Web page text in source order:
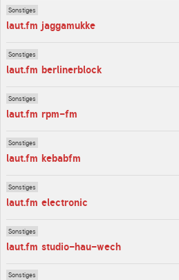
Sonstiges
laut.fm jaggamukke
Sonstiges
laut.fm berlinerblock
Sonstiges
laut.fm rpm-fm
Sonstiges
laut.fm kebabfm
Sonstiges
laut.fm electronic
Sonstiges
laut.fm studio-hau-wech
Sonstiges